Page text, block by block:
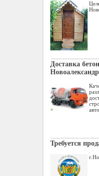
Доставка бетона
Требуется